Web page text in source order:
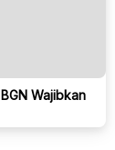
Wajibkan